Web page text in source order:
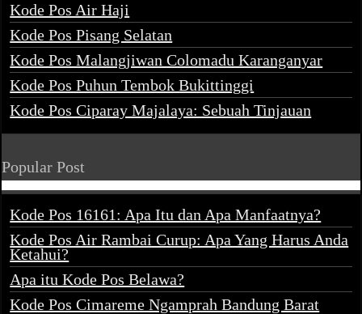
Kode Pos Air Haji
Kode Pos Pisang Selatan
Kode Pos Malangjiwan Colomadu Karanganyar
Kode Pos Puhun Tembok Bukittinggi
Kode Pos Ciparay Majalaya: Sebuah Tinjauan
Popular Post
Kode Pos 16161: Apa Itu dan Apa Manfaatnya?
Kode Pos Air Rambai Curup: Apa Yang Harus Anda
Ketahui?
Apa itu Kode Pos Belawa?
Kode Pos Cimareme Ngamprah Bandung Barat